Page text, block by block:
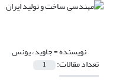
نویسنده =جاوید، یونس
تعداد مقالات: 1